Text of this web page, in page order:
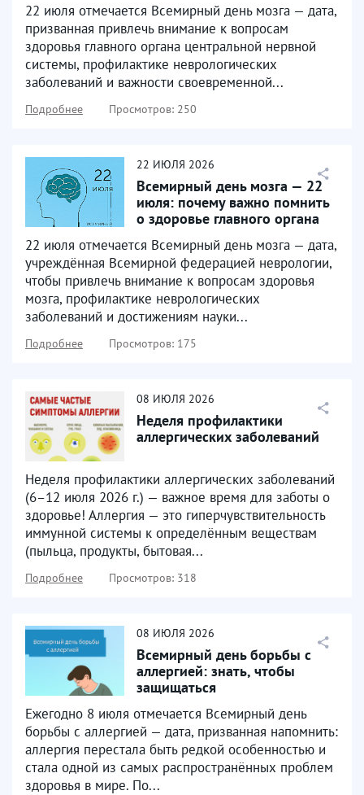
22 июля отмечается Всемирный день мозга — дата,
призванная привлечь внимание к вопросам
здоровья главного органа центральной нервной
системы, профилактике неврологических
заболеваний и важности своевременной...
Подробнее Просмотров: 250
22 ИЮЛЯ 2026
Всемирный день мозга — 22
июля: почему важно помнить
о здоровье главного органа
22 июля отмечается Всемирный день мозга — дата,
учреждённая Всемирной федерацией неврологии,
чтобы привлечь внимание к вопросам здоровья
мозга, профилактике неврологических
заболеваний и достижениям науки...
Подробнее Просмотров: 175
08 ИЮЛЯ 2026
Неделя профилактики
аллергических заболеваний
Неделя профилактики аллергических заболеваний
(6–12 июля 2026 г.) — важное время для заботы о
здоровье! Аллергия — это гиперчувствительность
иммунной системы к определённым веществам
(пыльца, продукты, бытовая...
Подробнее Просмотров: 318
08 ИЮЛЯ 2026
Всемирный день борьбы с
аллергией: знать, чтобы
защищаться
Ежегодно 8 июля отмечается Всемирный день
борьбы с аллергией — дата, призванная напомнить:
аллергия перестала быть редкой особенностью и
стала одной из самых распространённых проблем
здоровья в мире. По...